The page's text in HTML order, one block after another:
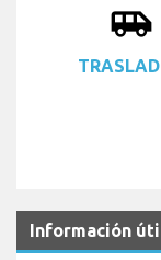
airport_shuttle
Información